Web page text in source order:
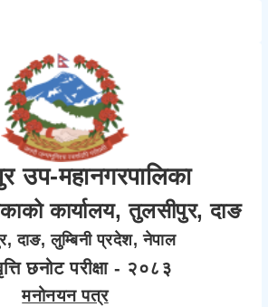
उप-महानगरपालिका
कार्यालय, तुलसीपुर, दाङ
दाङ, लुम्बिनी प्रदेश, नेपाल
छनोट परीक्षा - २०८३
मनोनयन पत्र